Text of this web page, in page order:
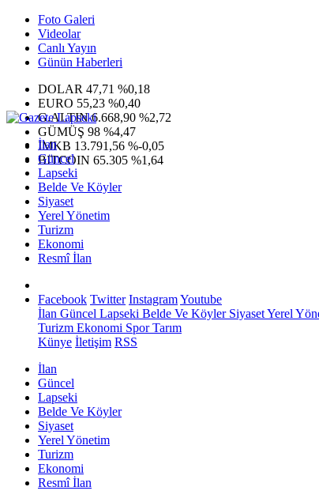
Foto Galeri
Videolar
Canlı Yayın
Günün Haberleri
DOLAR 47,71 %0,18
EURO 55,23 %0,40
G.ALTIN6.668,90 %2,72
GÜMÜŞ 98 %4,47
IMKB 13.791,56 %-0,05
BITCOIN 65.305 %1,64
İlan
Güncel
Lapseki
Belde Ve Köyler
Siyaset
Yerel Yönetim
Turizm
Ekonomi
Resmî İlan
Facebook Twitter InstagramYoutube
İlan Güncel Lapseki Belde Ve KöylerSiyasetYerel
Turizm Ekonomi SporTarım
Künye İletişim RSS
İlan
Güncel
Lapseki
Belde Ve Köyler
Siyaset
Yerel Yönetim
Turizm
Ekonomi
Resmî İlan